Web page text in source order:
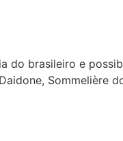
do brasileiro e
Sommelière